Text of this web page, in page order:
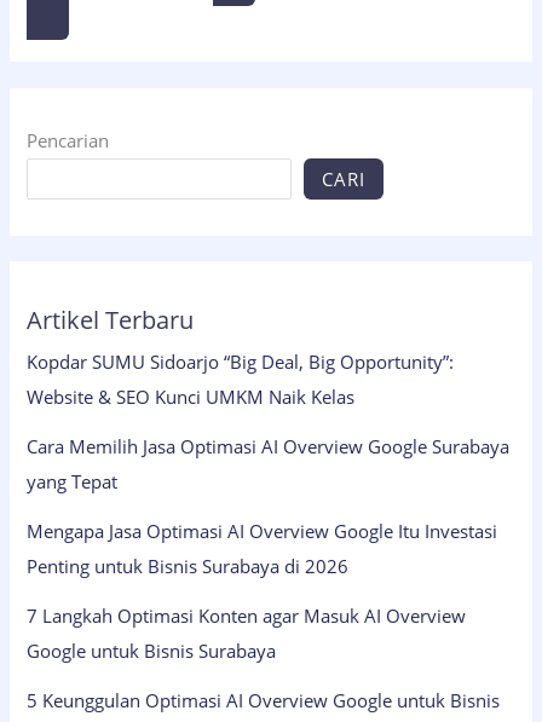
Pencarian
CARI
Artikel Terbaru
Kopdar SUMU Sidoarjo “Big Deal, Big Opportunity”:
Website & SEO Kunci UMKM Naik Kelas
Cara Memilih Jasa Optimasi AI Overview Google Surabaya
yang Tepat
Mengapa Jasa Optimasi AI Overview Google Itu Investasi
Penting untuk Bisnis Surabaya di 2026
7 Langkah Optimasi Konten agar Masuk AI Overview
Google untuk Bisnis Surabaya
5 Keunggulan Optimasi AI Overview Google untuk Bisnis